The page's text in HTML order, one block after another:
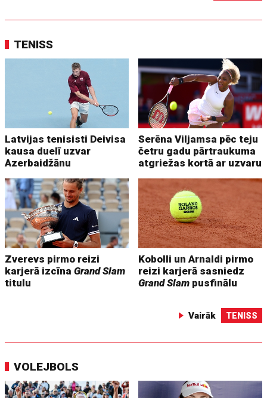
TENISS
Latvijas tenisisti Deivisa
kausa duelī uzvar
Azerbaidžānu
Serēna Viljamsa pēc teju
četru gadu pārtraukuma
atgriežas kortā ar uzvaru
Zverevs pirmo reizi
karjerā izcīnaGrand Slam
titulu
Kobolli un Arnaldi pirmo
reizi karjerā sasniedz
Grand Slam pusfinālu
Vairāk TENISS
VOLEJBOLS